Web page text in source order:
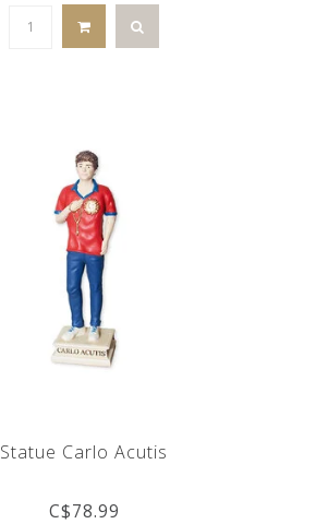
Statue Carlo Acutis
C$78.99